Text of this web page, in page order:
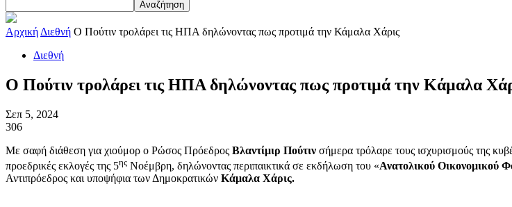
Αρχική Διεθνή Ο Πούτιν τρολάρει τις ΗΠΑ δηλώνοντας πως προτιμά την Κάμαλα Χάρις
Διεθνή
Ο Πούτιν τρολάρει τις ΗΠΑ δηλώνοντας πως προτιμά την Κάμαλα
Σεπ 5, 2024
306
Με σαφή διάθεση για χιούμορ ο Ρώσος Πρόεδρος Βλαντίμιρ Πούτιν σήμερα τρόλαρε τους ισχυρισμούς της
προεδρικές εκλογές της 5ης Νοέμβρη, δηλώνοντας περιπαικτικά σε εκδήλωση του «Ανατολικού Οικονομικού
Αντιπρόεδρος και υποψήφια των Δημοκρατικών Κάμαλα Χάρις.